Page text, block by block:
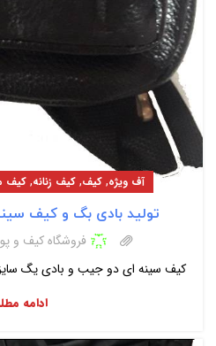
آف ویژه, کیف, کیف زنانه, کیف
تولید بادی بگ و کیف
فروشگاه کیف و
کیف سینه ای دو جیب و بادی یگ
ادامه